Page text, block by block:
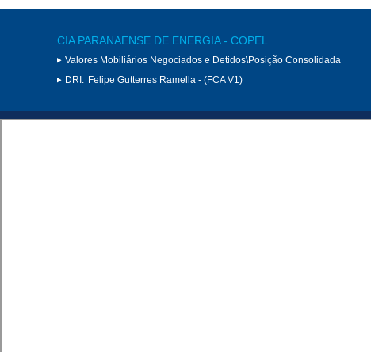
CIA PARANAENSE DE ENERGIA - COPEL
Valores Mobiliários Negociados e Detidos\Posição Consolidada
DRI: Felipe Gutterres Ramella - (FCA V1)